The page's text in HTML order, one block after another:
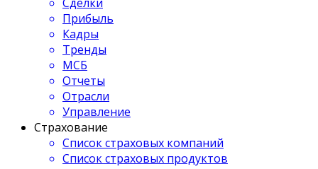
Прибыль
Кадры
Тренды
МСБ
Отчеты
Отрасли
Управление
Страхование
Список страховых компаний
Список страховых продуктов